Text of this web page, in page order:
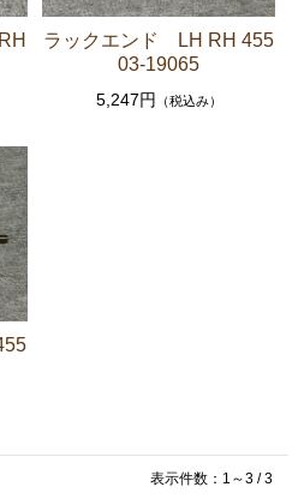
GA61
GA61
ント 他）
ーシリンダー リペアキッ
ーシリンダー クラッチレリ
ーホールキット など）
種リペアキット ラックブー
ッドエンド など）
マウント ベアリング ボールジ
ど）
ィルター ダンパー センダ
サポートベアリング ドライブ
ラックエンド LH RH 455
03-19065
5,247円 （税込み）
表示件数：1～3 / 3